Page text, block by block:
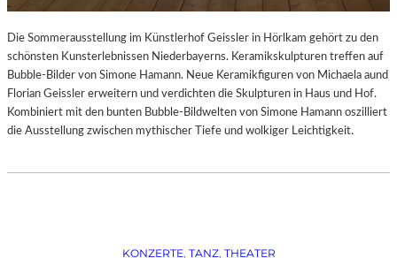
Die Sommerausstellung im Künstlerhof Geissler in Hörlkam gehört zu den
schönsten Kunsterlebnissen Niederbayerns. Keramikskulpturen treffen auf
Bubble-Bilder von Simone Hamann. Neue Keramikfiguren von Michaela aund
Florian Geissler erweitern und verdichten die Skulpturen in Haus und Hof.
Kombiniert mit den bunten Bubble-Bildwelten von Simone Hamann oszilliert
die Ausstellung zwischen mythischer Tiefe und wolkiger Leichtigkeit.
KONZERTE, TANZ, THEATER